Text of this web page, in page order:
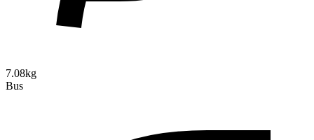
7.08kg
Bus